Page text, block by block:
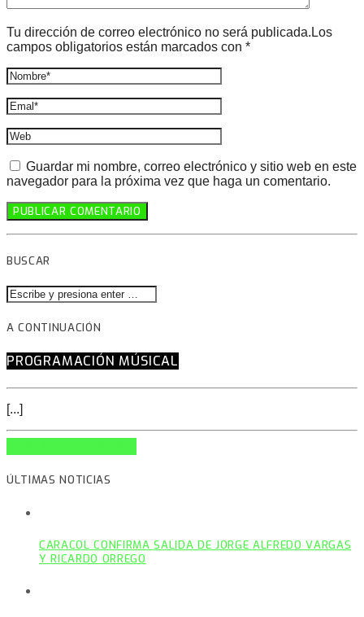
Tu dirección de correo electrónico no será publicada.Los
campos obligatorios están marcados con *
Guardar mi nombre, correo electrónico y sitio web en este
navegador para la próxima vez que haga un comentario.
BUSCAR
A CONTINUACIÓN
PROGRAMACIÓN MÚSICAL
[...]
ÚLTIMAS NOTICIAS
CARACOL CONFIRMA SALIDA DE JORGE ALFREDO VARGAS
Y RICARDO ORREGO